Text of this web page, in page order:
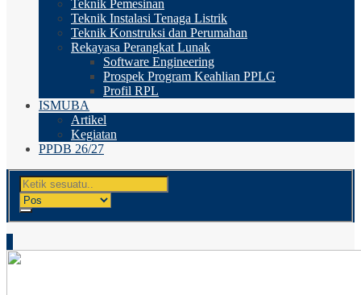
Teknik Pemesinan
Teknik Instalasi Tenaga Listrik
Teknik Konstruksi dan Perumahan
Rekayasa Perangkat Lunak
Software Engineering
Prospek Program Keahlian PPLG
Profil RPL
ISMUBA
Artikel
Kegiatan
PPDB 26/27